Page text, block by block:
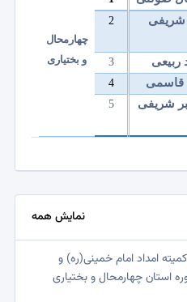
چهارمحال
و بختیاری
شریفی 2
ربیعی 3
قاسمی 4
شریفی 5
نمایش همه
امداد امام خمینی(ره) و
استان چهارمحال و بختیاری